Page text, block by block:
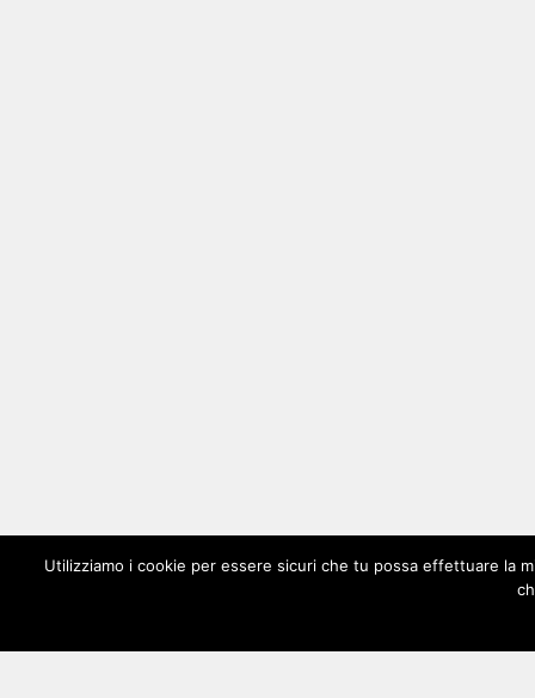
Utilizziamo i cookie per essere sicuri che tu possa effettuare la